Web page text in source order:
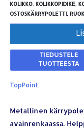
KOLIKKO, KOLIKKOPIDIKE,
OSTOSKÄRRYPOLETTI,
TopPoint
Metallinen
avainrenkaassa.